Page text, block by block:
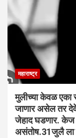
महाराष्ट्र
मुलीच्या केवळ एका
जाणार असेल तर
जेहाद घडणार. केज
असंतोष.31जुलै ला